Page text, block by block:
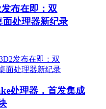
布在即：双
处理器新纪录
处理器，首发集成